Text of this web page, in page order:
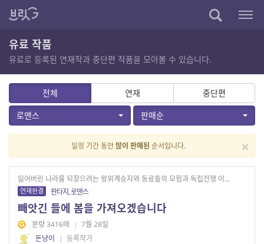
유료 작품
유료로 등록된 연재작과 중단편 작품을 모아볼 수 있습니다.
전체 연재
중단편
로맨스
판매순
×
일정 기간 동안많이 판매된 순서입니다.
잃어버린 나라를 되찾으려는 왕위계승자와 동료들의 모험과 독립전쟁 이...
연재완결 판타지, 로맨스
빼앗긴 들에 봄을 가져오겠습니다
분량 3416매 | 7월 28일
돈냥이
| 등록작가